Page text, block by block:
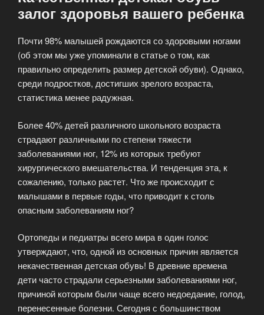
залог здоровья вашего ребенка
Почти 98% малышей рождаются со здоровыми ногами
(об этом мы уже упоминали в статье о том, как
правильно определить размер детской обуви). Однако,
среди подростков, достигших зрелого возраста,
статистика менее радужная.
Более 40% детей различного школьного возраста
страдают различными по степени тяжести
заболеваниями ног, 12% из которых требуют
хирургического вмешательства. И тенденция эта, к
сожалению, только растет. Что же происходит с
малышами в первые годы, что приводит к столь
опасным заболеваниям ног?
Ортопеды и педиатры всего мира в один голос
утверждают, что, одной из основных причин является
некачественная детская обувь! В древние времена
дети часто страдали серьезными заболеваниями ног,
причиной которым были чаще всего недоедание, голод,
перенесенные болезни. Сегодня с большинством